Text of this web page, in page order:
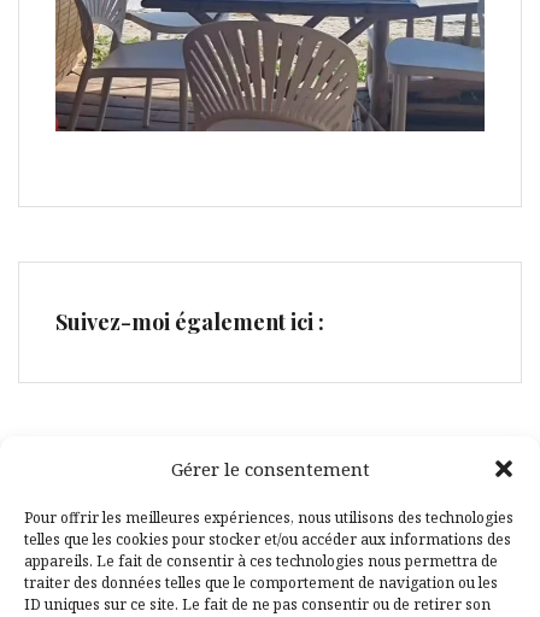
Gérer le consentement
Pour offrir les meilleures expériences, nous utilisons des technologies
telles que les cookies pour stocker et/ou accéder aux informations des
appareils. Le fait de consentir à ces technologies nous permettra de
traiter des données telles que le comportement de navigation ou les
ID uniques sur ce site. Le fait de ne pas consentir ou de retirer son
Suivez-moi également ici :
Facebook
Pinterest